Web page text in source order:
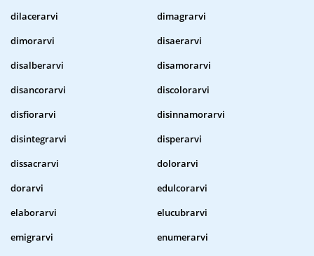
dilacerarvi
dimagrarvi
dimorarvi
disaerarvi
disalberarvi
disamorarvi
disancorarvi
discolorarvi
disfiorarvi
disinnamorarvi
disintegrarvi
disperarvi
dissacrarvi
dolorarvi
dorarvi
edulcorarvi
elaborarvi
elucubrarvi
emigrarvi
enumerarvi